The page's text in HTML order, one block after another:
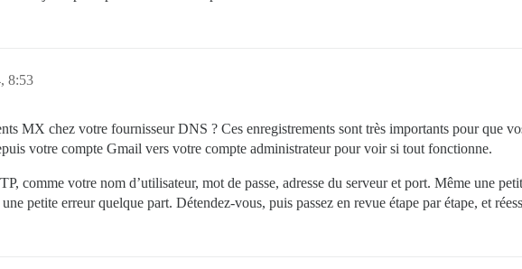
8:53
MX chez votre fournisseur DNS ? Ces enregistrements sont très importants pour que
votre compte Gmail vers votre compte administrateur pour voir si tout fonctionne.
comme votre nom d’utilisateur, mot de passe, adresse du serveur et port. Même une
petite erreur quelque part. Détendez-vous, puis passez en revue étape par étape, et